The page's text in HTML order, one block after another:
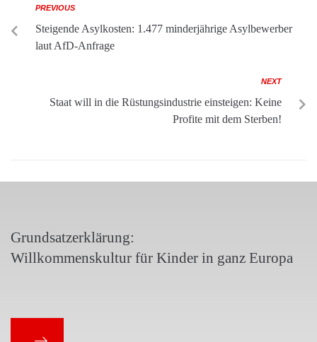
PREVIOUS
Steigende Asylkosten: 1.477 minderjährige Asylbewerber
laut AfD-Anfrage
NEXT
Staat will in die Rüstungsindustrie einsteigen: Keine
Profite mit dem Sterben!
Grundsatzerklärung:
Willkommenskultur für Kinder in ganz Europa